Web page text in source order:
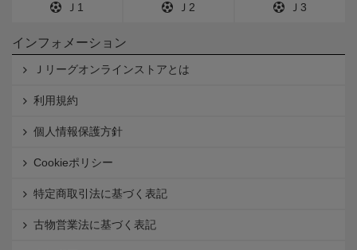
Ｊ1 Ｊ2 Ｊ3
インフォメーション
Ｊリーグオンラインストアとは
利用規約
個人情報保護方針
Cookieポリシー
特定商取引法に基づく表記
古物営業法に基づく表記